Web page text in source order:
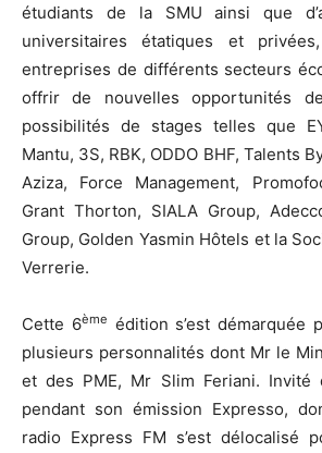
étudiants de la SMU ainsi que
universitaires étatiques et
entreprises de différents secteurs
offrir de nouvelles opportunités
possibilités de stages telles que
Mantu, 3S, RBK, ODDO BHF, Talents
Aziza, Force Management,
Grant Thorton, SIALA Group,
Group, Golden Yasmin Hôtels et la
Verrerie.
Cette 6ème édition s’est démarquée
plusieurs personnalités dont Mr le
et des PME, Mr Slim Feriani. Invité
pendant son émission Expresso,
radio Express FM s’est délocalisé